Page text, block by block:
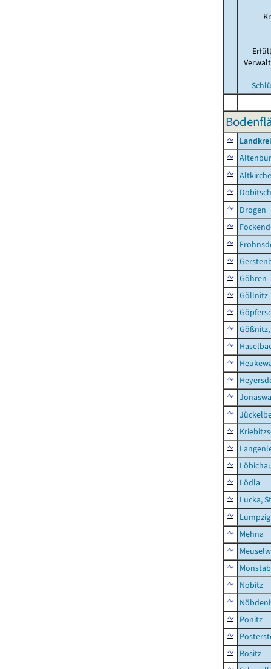
Drogen
Göhren
Göllnitz
Lödla
Lucka,
Lumpzig
Mehna
Monstab
Nobitz
Ponitz
Rositz